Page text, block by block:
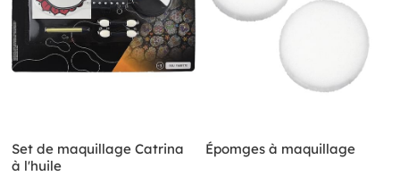
Set de maquillage Catrina
à l'huile
Épomges à maquillage